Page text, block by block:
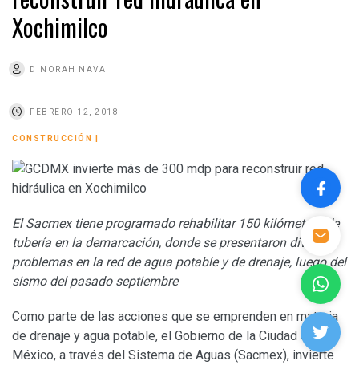
Xochimilco
DINORAH NAVA
FEBRERO 12, 2018
CONSTRUCCIÓN
El Sacmex tiene programado rehabilitar 150 kilómetros de
tubería en la demarcación, donde se presentaron diversos
problemas en la red de agua potable y de drenaje, luego del
sismo del pasado septiembre
Como parte de las acciones que se emprenden en materia
de drenaje y agua potable, el Gobierno de la Ciudad de
México, a través del Sistema de Aguas (Sacmex), invierte